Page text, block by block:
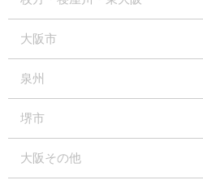
大阪市
泉州
堺市
大阪その他